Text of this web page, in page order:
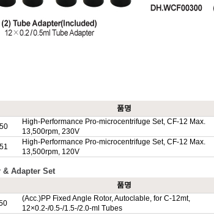
품명
High-Performance Pro-microcentrifuge Set, CF-12 Max.
13,500rpm, 230V
High-Performance Pro-microcentrifuge Set, CF-12 Max.
13,500rpm, 120V
& Adapter Set
품명
(Acc.)PP Fixed Angle Rotor, Autoclable, for C-12mt,
12×0.2-/0.5-/1.5-/2.0-ml Tubes